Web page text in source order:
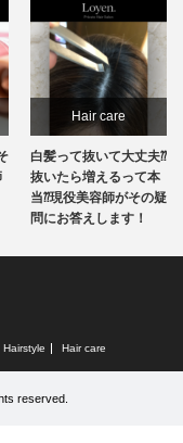
Hair care
白髪って抜いて大丈夫⁇
抜いたら増えるって本
当⁇現役美容師がその疑
問にお答えします！
Hairstyle Hair care
reserved.